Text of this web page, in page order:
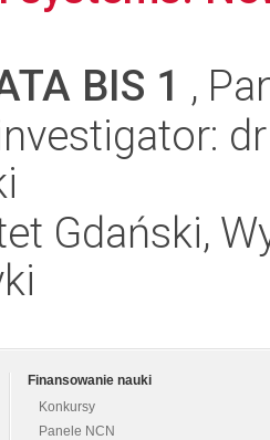
BIS 1 ,
Gdański,
Finansowanie nauki
Konkursy
Panele NCN